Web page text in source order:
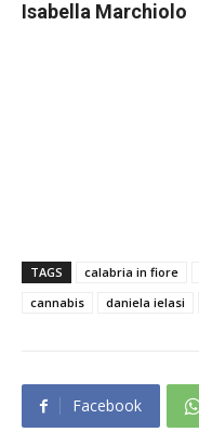
Isabella Marchiolo
TAGS calabria in fiore
cannabis
daniela ielasi
Facebook